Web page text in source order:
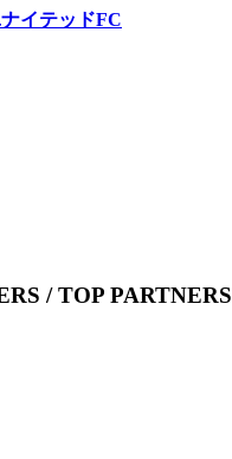
イテッドFC
/ TOP PARTNERS